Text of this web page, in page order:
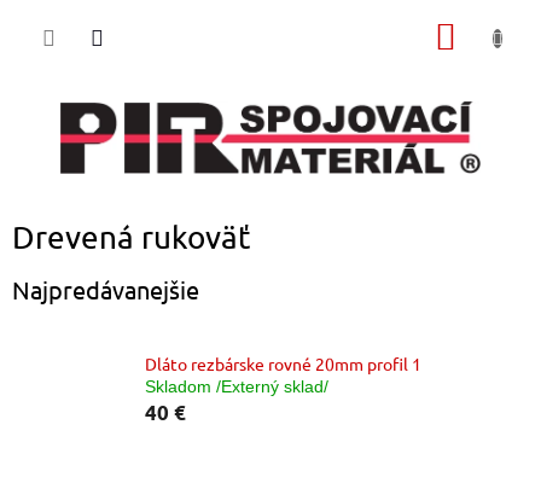
Drevená rukoväť
Najpredávanejšie
Dláto rezbárske rovné 20mm profil 1
Skladom /Externý sklad/
40 €